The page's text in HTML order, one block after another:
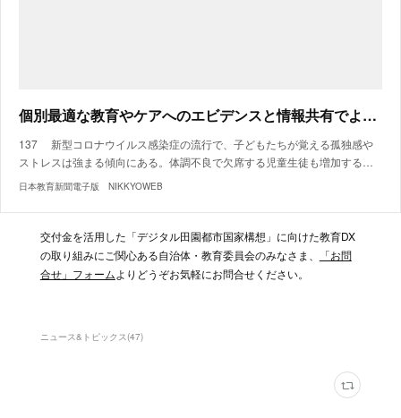
個別最適な教育やケアへのエビデンスと情報共有でより良い教育環境の未来を創る「COCOO」
137 新型コロナウイルス感染症の流行で、子どもたちが覚える孤独感や
ストレスは強まる傾向にある。体調不良で欠席する児童生徒も増加する…
日本教育新聞電子版 NIKKYOWEB
交付金を活用した「デジタル田園都市国家構想」に向けた教育DX
の取り組みにご関心ある自治体・教育委員会のみなさま、
「お問
合せ」フォームよりどうぞお気軽にお問合せください。
ニュース&トピックス(47)